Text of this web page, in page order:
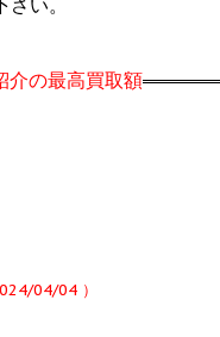
い。
の最高買取額
04/04 ）